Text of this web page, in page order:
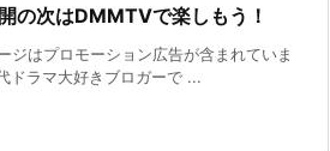
の次はDMMTVで楽しもう！
ジはプロモーション広告が含まれていま
ドラマ大好きブロガーで ...